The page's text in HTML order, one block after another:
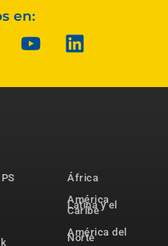
en:
África
América
Latina y el
Caribe
América del
Norte